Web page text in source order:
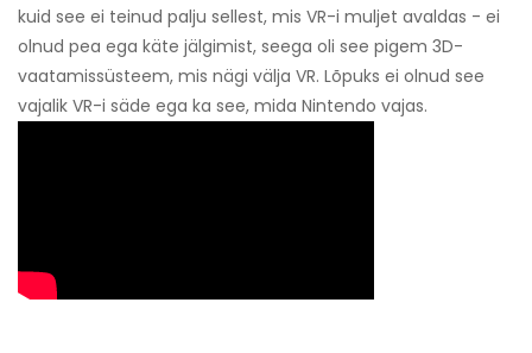
kuid see ei teinud palju sellest, mis VR-i muljet avaldas - ei
olnud pea ega käte jälgimist, seega oli see pigem 3D-
vaatamissüsteem, mis nägi välja VR. Lõpuks ei olnud see
vajalik VR-i säde ega ka see, mida Nintendo vajas.